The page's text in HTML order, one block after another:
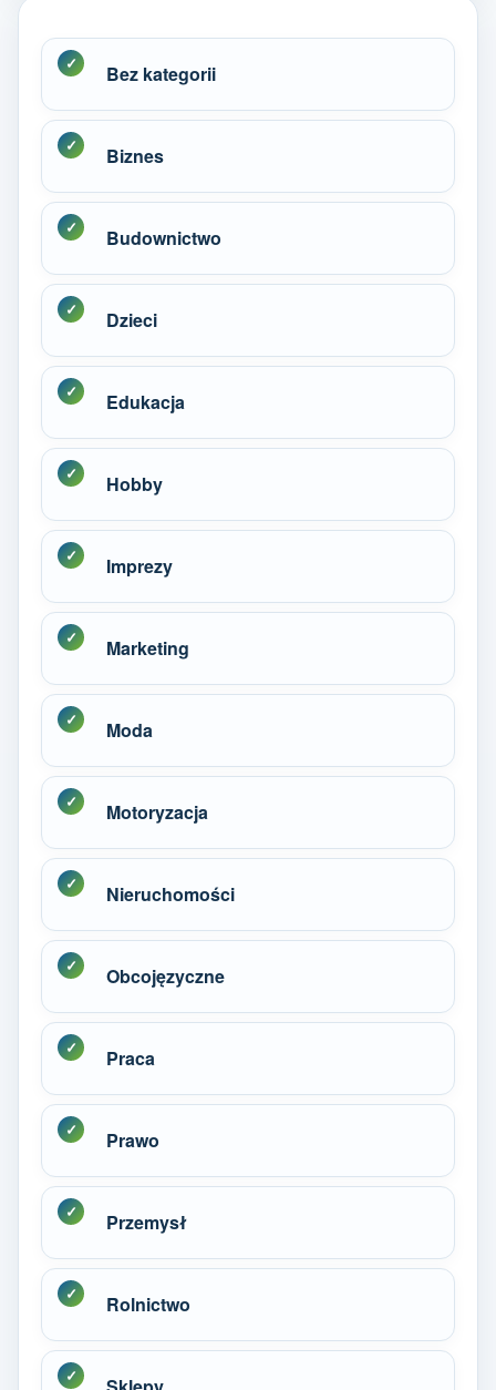
Bez kategorii
Biznes
Budownictwo
Dzieci
Edukacja
Hobby
Imprezy
Marketing
Moda
Motoryzacja
Nieruchomości
Obcojęzyczne
Praca
Prawo
Przemysł
Rolnictwo